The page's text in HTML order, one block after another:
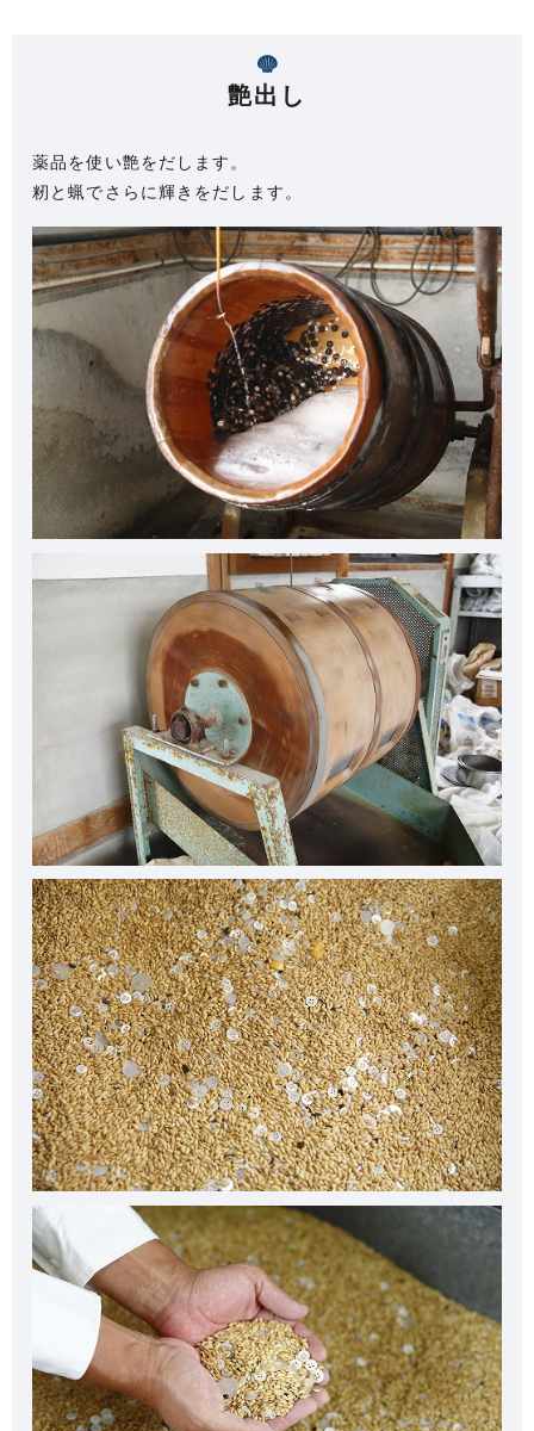
艶出し
薬品を使い艶をだします。
籾と蝋でさらに輝きをだします。